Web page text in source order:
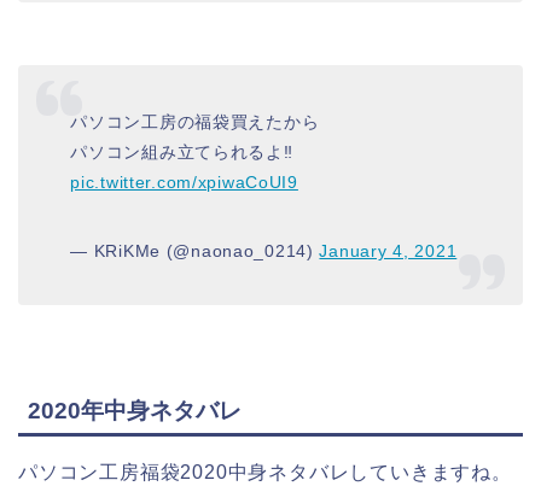
パソコン工房の福袋買えたから
パソコン組み立てられるよ‼︎
pic.twitter.com/xpiwaCoUI9
— KRiKMe (@naonao_0214)January 4, 2021
2020年中身ネタバレ
パソコン工房福袋2020中身ネタバレしていきますね。